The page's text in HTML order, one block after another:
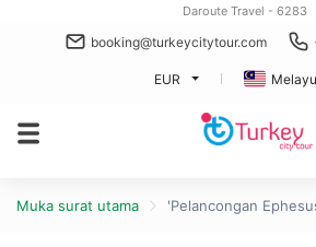
Daroute Travel - 6283
booking@turkeycitytour.com
EUR Melayu
Muka surat utama 'Pelancongan